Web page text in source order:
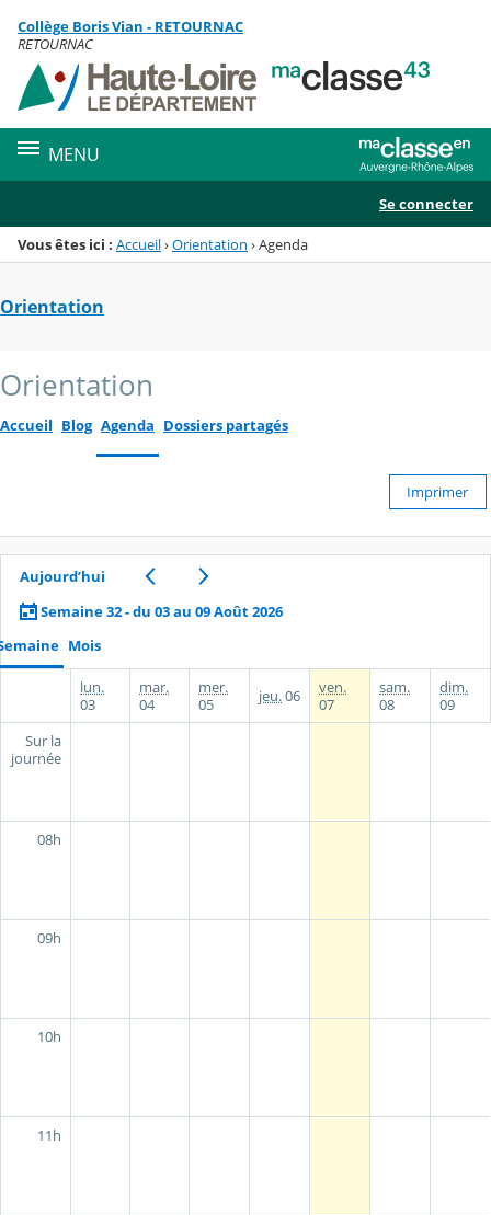
Menu de la rubrique
Contenu
Collège Boris Vian - RETOURNAC
RETOURNAC
MENU
Se connecter
Vous êtes ici : Accueil›Orientation ›Agenda
Orientation
Orientation
Accueil Blog Agenda Dossiers partagés
Imprimer
Aujourd’hui
Semaine 32 - du 03 au 09 Août 2026
Mois
lun.
03
mar.
04
mer.
05
jeu.06
ven.
07
sam.
08
dim.
09
Sur la
journée
08h
09h
10h
11h